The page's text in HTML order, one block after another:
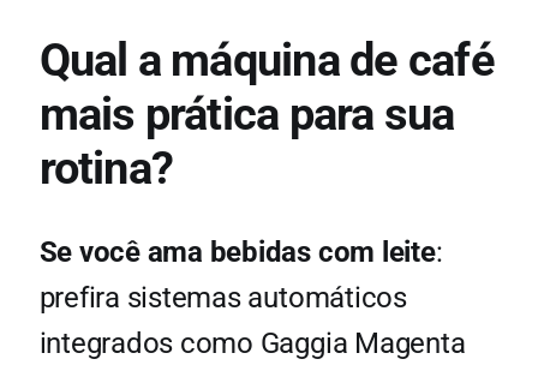
Qual a máquina de café
mais prática para sua
rotina?
Se você ama bebidas com leite:
prefira sistemas automáticos
integrados como Gaggia Magenta